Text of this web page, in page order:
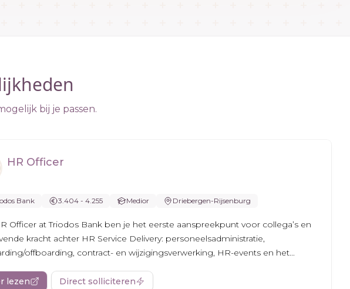
bij je passen.
HR Officer
Bank 3.404 - 4.255 Medior Driebergen-Rijsenburg
Officer at Triodos Bank ben je het eerste aanspreekpunt voor collega’s en
kracht achter HR Service Delivery: personeelsadministratie,
offboarding, contract- en wijzigingsverwerking, HR-events en het...
lezen Direct solliciteren